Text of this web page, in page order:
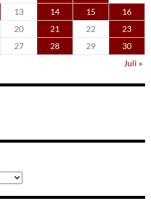
13 14 15
16
20 21 22
23
27 28 29
30
Juli »